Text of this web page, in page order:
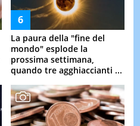
La paura della "fine del
mondo" esplode la
prossima settimana,
quando tre agghiaccianti ...